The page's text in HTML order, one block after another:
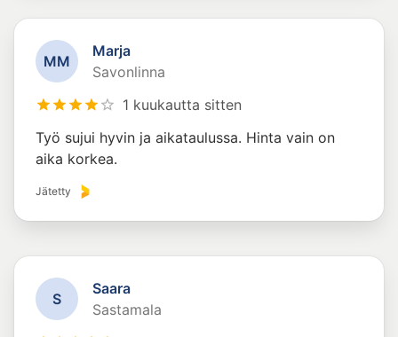
MM
Marja
Savonlinna
1 kuukautta sitten
Työ sujui hyvin ja aikataulussa. Hinta vain on
aika korkea.
Jätetty
S
Saara
Sastamala